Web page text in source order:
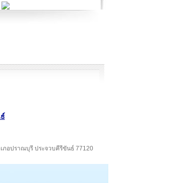
ภอปราณบุรี ประจวบคีรีขันธ์ 77120